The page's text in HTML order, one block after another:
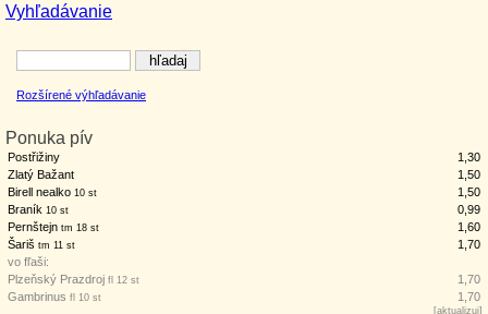
Vyhľadávanie
Rozšírené výhľadávanie
Ponuka pív
Postřižiny
1,30
Zlatý Bažant
1,50
Birell nealko 10 st
1,50
Braník 10 st
0,99
Pernštejn tm 18 st
1,60
Šariš tm 11 st
1,70
vo fľaši:
Plzeňský Prazdroj fl 12 st
1,70
Gambrinus fl 10 st 1,70
[aktualizuj]